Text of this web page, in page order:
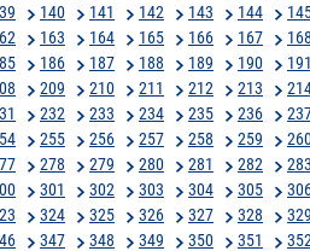
140 141 142 143 144
163 164 165 166 167 168
186 187 188 189 190 191
209 210 211 212 213
232 233 234 235 236
255 256 257 258 259
278 279 280 281 282 283
301 302 303 304 305
324 325 326 327 328 329
347 348 349 350 351 352